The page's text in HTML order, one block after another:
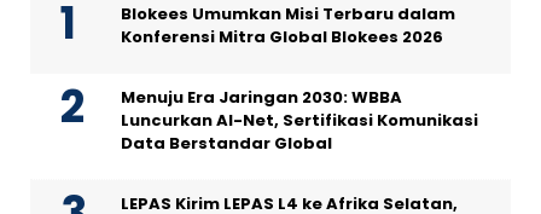
Blokees Umumkan Misi Terbaru dalam
Konferensi Mitra Global Blokees 2026
Menuju Era Jaringan 2030: WBBA
Luncurkan AI-Net, Sertifikasi Komunikasi
Data Berstandar Global
LEPAS Kirim LEPAS L4 ke Afrika Selatan,